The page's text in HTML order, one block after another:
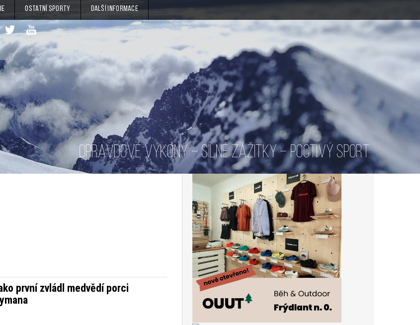
Ostatní sporty Další informace
OPRAVDOVÉ VÝKONY – SILNÉ ZÁŽITKY – POCTIVÝ SPORT
první zvládl medvědí porci